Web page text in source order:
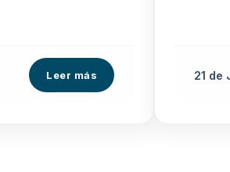
Leer más 21 de